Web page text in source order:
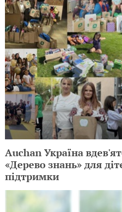
Auchan Україна
«Дерево знань» для
підтримки